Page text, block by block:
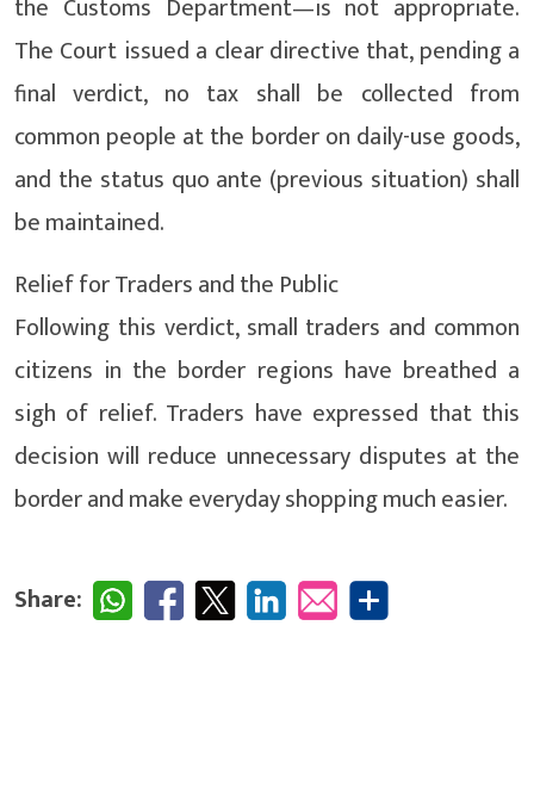
The Court issued a clear directive that, pending a
final verdict, no tax shall be collected from
common people at the border on daily-use goods,
and the status quo ante (previous situation) shall
be maintained.
Relief for Traders and the Public
Following this verdict, small traders and common
citizens in the border regions have breathed a
sigh of relief. Traders have expressed that this
decision will reduce unnecessary disputes at the
border and make everyday shopping much easier.
Share: